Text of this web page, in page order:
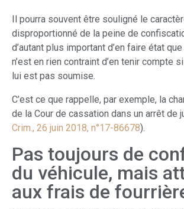
Il pourra souvent être souligné le
disproportionné de la peine de
d’autant plus important d’en faire état
n’est en rien contraint d’en tenir compte
lui est pas soumise.
C’est ce que rappelle, par exemple, la
de la Cour de cassation dans un arrêt de
Crim., 26 juin 2018, n°17-86678).
Pas toujours de
du véhicule, mais
aux frais de